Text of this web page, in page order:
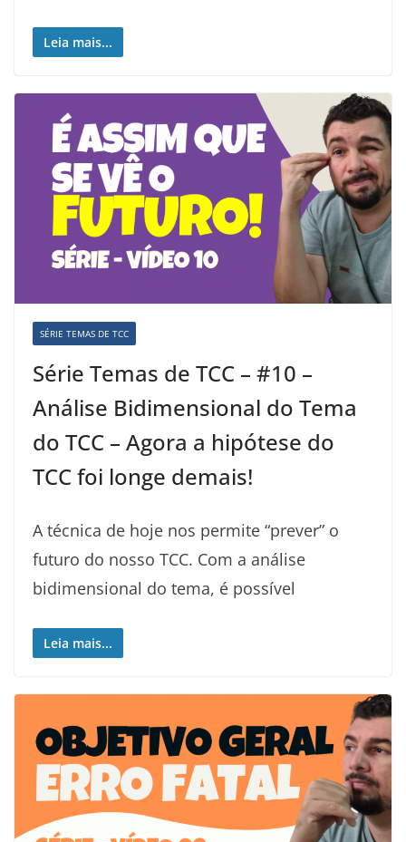
Leia mais...
SÉRIE TEMAS DE TCC
Série Temas de TCC – #10 –
Análise Bidimensional do Tema
do TCC – Agora a hipótese do
TCC foi longe demais!
A técnica de hoje nos permite “prever” o
futuro do nosso TCC. Com a análise
bidimensional do tema, é possível
Leia mais...